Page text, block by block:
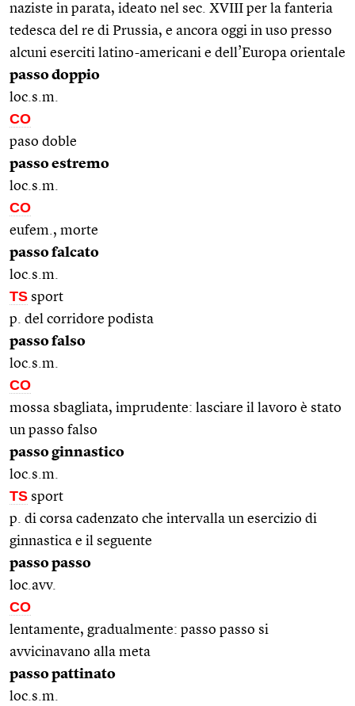
naziste in parata, ideato nel sec. XVIII per la fanteria
tedesca del re di Prussia, e ancora oggi in uso presso
alcuni eserciti latino-americani e dell’Europa orientale
passo doppio
loc.s.m.
CO
paso doble
passo estremo
loc.s.m.
CO
eufem., morte
passo falcato
loc.s.m.
TS sport
p. del corridore podista
passo falso
loc.s.m.
CO
mossa sbagliata, imprudente: lasciare il lavoro è stato
un passo falso
passo ginnastico
loc.s.m.
TS sport
p. di corsa cadenzato che intervalla un esercizio di
ginnastica e il seguente
passo passo
loc.avv.
CO
lentamente, gradualmente: passo passo si
avvicinavano alla meta
passo pattinato
loc.s.m.